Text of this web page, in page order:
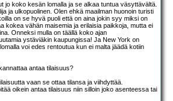
jo koko kesän lomalla ja se alkaa tuntua väsyttävältä.
ja ulkopuolinen. Olen ehkä maailman huonoin turisti
on se hyvä puoli että on aina jokin syy miksi on
kokea vähän maisemia ja erilaisia paikkoja, mutta ei
Onneksi mulla on täällä koko ajan
ystäviäkin kaupungissa! Ja New York on
voi edes rentoutua kun ei malta jäädä kotiin
antaa tilaisuus?
vaan se ottaa tilansa ja viihdyttää.
oikein antaa tilaisuus niin silloin joko asenteessa tai